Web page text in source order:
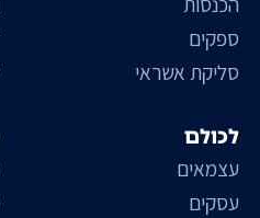
ספקים
סליקת אשראי
לכולם
עצמאים
עסקים